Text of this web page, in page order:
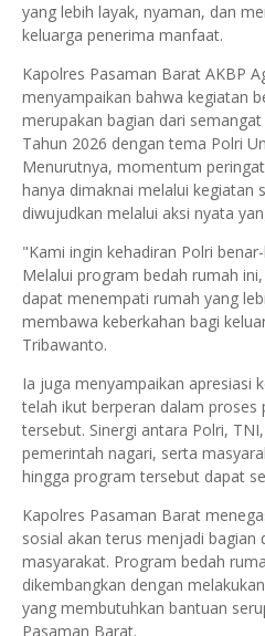
yang lebih layak, nyaman, dan
keluarga penerima manfaat.
Kapolres Pasaman Barat AKBP
menyampaikan bahwa kegiatan
merupakan bagian dari
Tahun 2026 dengan tema Polri
Menurutnya, momentum
hanya dimaknai melalui kegiatan
diwujudkan melalui aksi nyata
"Kami ingin kehadiran Polri
Melalui program bedah rumah
dapat menempati rumah yang
membawa keberkahan bagi
Tribawanto.
Ia juga menyampaikan apresiasi
telah ikut berperan dalam proses
tersebut. Sinergi antara Polri,
pemerintah nagari, serta
hingga program tersebut dapat
Kapolres Pasaman Barat
sosial akan terus menjadi bagian
masyarakat. Program bedah
dikembangkan dengan
yang membutuhkan bantuan
Pasaman Barat.